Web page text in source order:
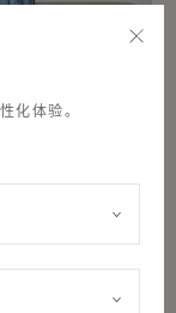
化体验。